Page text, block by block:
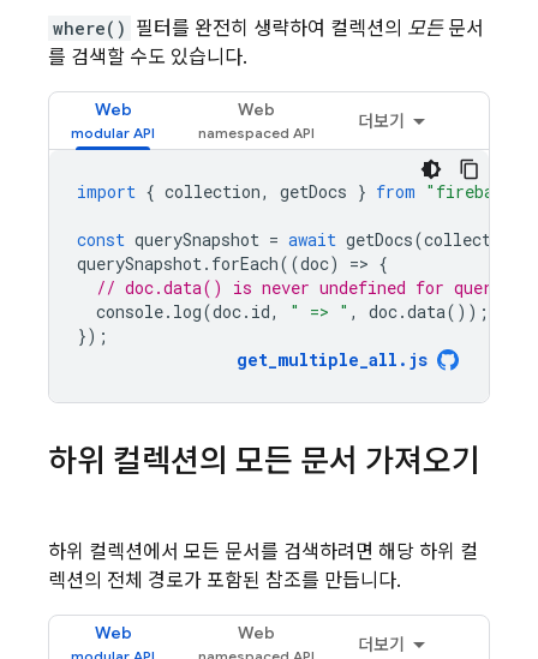
where() 필터를 완전히 생략하여 컬렉션의 모든문서
를 검색할 수도 있습니다.
Web Web
더보기
import { collection, getDocs } from "firebase/
const querySnapshot = await getDocs(collection
querySnapshot. forEach((doc) => {
// doc.data() is never undefined for query doc
console. log(doc. id, " => " , doc.data());
});
get_multiple_all . js
하위 컬렉션의 모든 문서 가져오기
하위 컬렉션에서 모든 문서를 검색하려면 해당 하위 컬
렉션의 전체 경로가 포함된 참조를 만듭니다.
Web Web
더보기